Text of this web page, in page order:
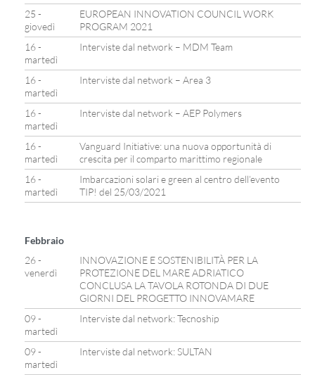
25 -
giovedì
EUROPEAN INNOVATION COUNCIL WORK
PROGRAM 2021
16 -
martedì
Interviste dal network – MDM Team
16 -
martedì
Interviste dal network – Area 3
16 -
martedì
Interviste dal network – AEP Polymers
16 -
martedì
Vanguard Initiative: una nuova opportunità di
crescita per il comparto marittimo regionale
16 -
martedì
Imbarcazioni solari e green al centro dell’evento
TIP! del 25/03/2021
Febbraio
26 -
venerdì
INNOVAZIONE E SOSTENIBILITÀ PER LA
PROTEZIONE DEL MARE ADRIATICO
CONCLUSA LA TAVOLA ROTONDA DI DUE
GIORNI DEL PROGETTO INNOVAMARE
09 -
martedì
Interviste dal network: Tecnoship
09 -
martedì
Interviste dal network: SULTAN